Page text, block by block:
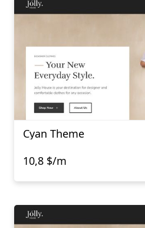
Cyan Theme
10,8 $/m